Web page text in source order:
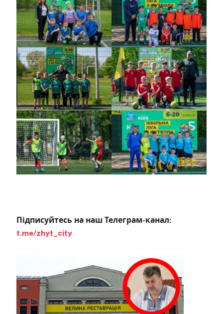
Підписуйтесь на наш Телеграм-канал:
t.me/zhyt_city